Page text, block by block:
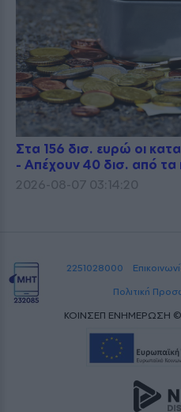
Στα 156 δισ. ευρώ οι
- Απέχουν 40 δισ. από τα
2026-08-07 03:14:20
2251028000
Πολιτική
ΚΟΙΝΣΕΠ ΕΝΗΜΕΡΩΣΗ ©